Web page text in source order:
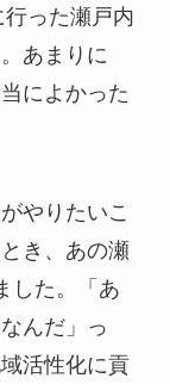
った瀬戸内
あまりに
によかった
やりたいこ
き、あの瀬
した。「あ
んだ」っ
活性化に貢